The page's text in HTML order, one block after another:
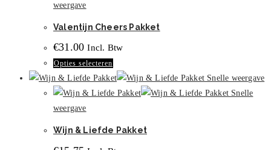
weergave
Valentijn Cheers Pakket
€31.00 Incl. Btw
Opties selecteren
product
heeft
Snelle weergave
Snelle
weergave
Wijn & Liefde Pakket